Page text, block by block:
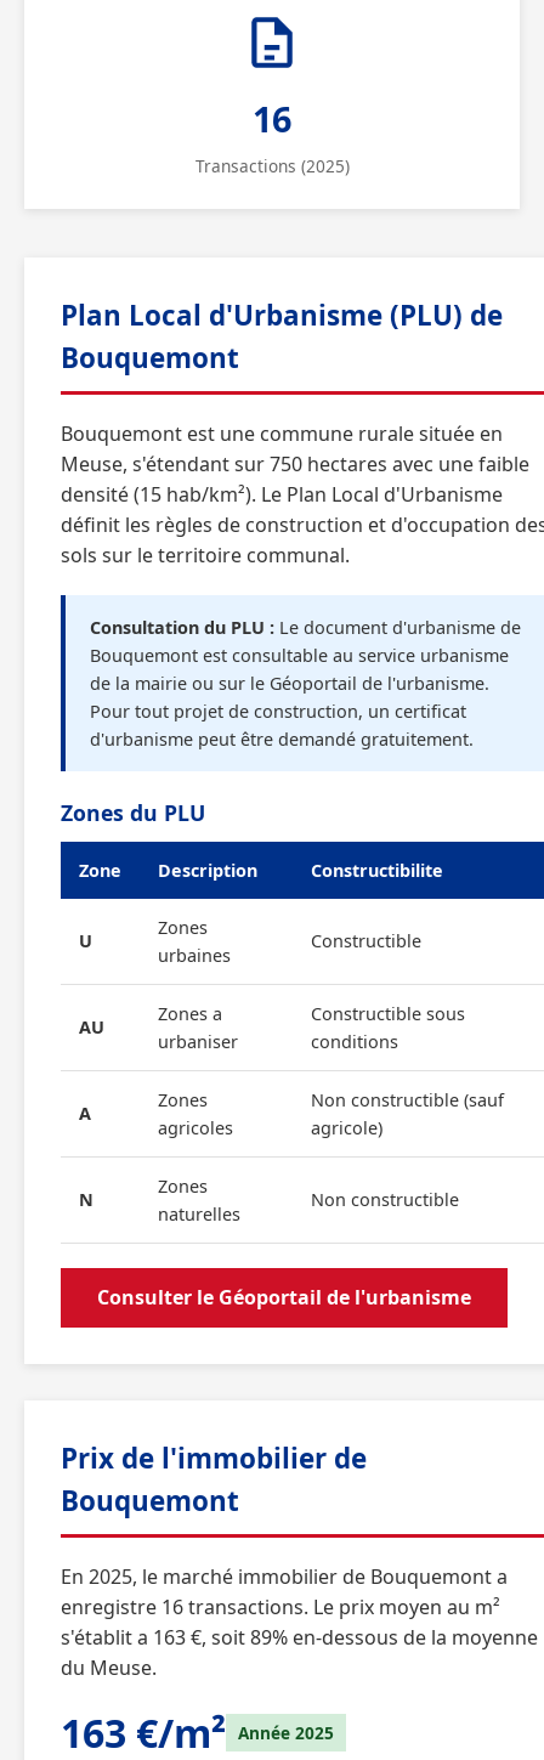
16
Transactions (2025)
Plan Local d'Urbanisme (PLU) de
Bouquemont
Bouquemont est une commune rurale située en
Meuse, s'étendant sur 750 hectares avec une faible
densité (15 hab/km²). Le Plan Local d'Urbanisme
définit les règles de construction et d'occupation
sols sur le territoire communal.
Consultation du PLU : Le document d'urbanisme de
Bouquemont est consultable au service urbanisme
de la mairie ou sur le Géoportail de l'urbanisme.
Pour tout projet de construction, un certificat
d'urbanisme peut être demandé gratuitement.
Zones du PLU
Zone Description Constructibilite
U
Zones
urbaines
Constructible
AU
Zones a
urbaniser
Constructible sous
conditions
A
Zones
agricoles
Non constructible (sauf
agricole)
N
Zones
naturelles
Non constructible
Consulter le Géoportail de l'urbanisme
Prix de l'immobilier de
Bouquemont
En 2025, le marché immobilier de Bouquemont a
enregistre 16 transactions. Le prix moyen au m²
s'établit a 163 €, soit 89% en-dessous de la moyenne
du Meuse.
163 €/m² Année 2025